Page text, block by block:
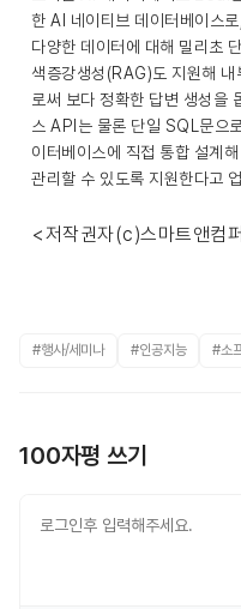
한 AI 네이티브 데이터베이스
다양한 데이터에 대해 밀리초
색증강생성(RAG)도 지원해
로써 보다 정확한 답변 생성을
스 API는 물론 단일 SQL문으
이터베이스에 직접 통합 설계
관리할 수 있도록 지원한다고
<저작권자(c)스마트앤컴
#행사/세미나 #인공지능 #소
100자평 쓰기